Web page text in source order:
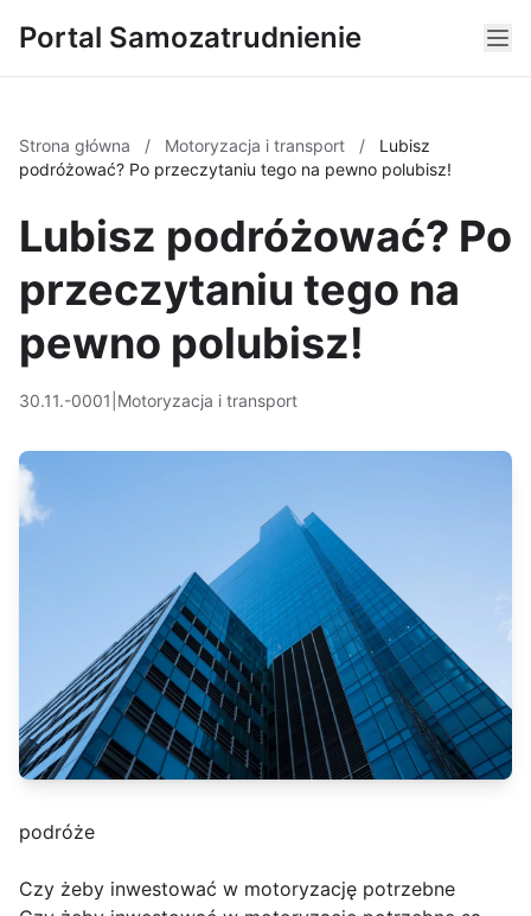
Portal Samozatrudnienie
Strona główna / Motoryzacja i transport /
Lubisz
podróżować? Po przeczytaniu tego na pewno polubisz!
Lubisz podróżować? Po
przeczytaniu tego na
pewno polubisz!
30.11.-0001 Motoryzacja i transport
podróże
Czy żeby inwestować w motoryzację potrzebne